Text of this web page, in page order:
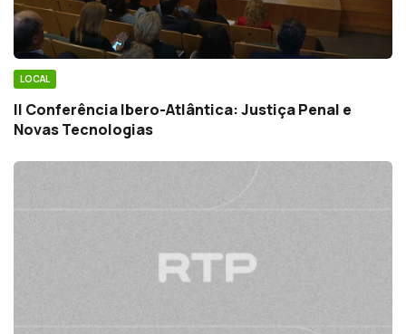
LOCAL
II Conferência Ibero-Atlântica: Justiça Penal e
Novas Tecnologias